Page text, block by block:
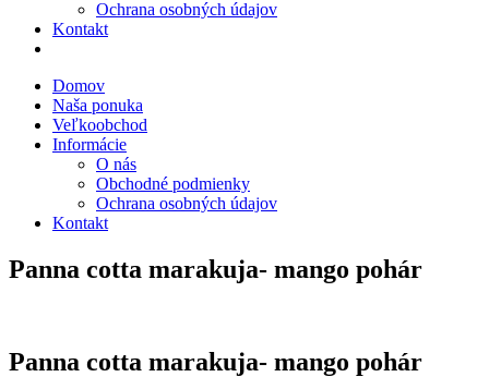
Ochrana osobných údajov
Kontakt
Domov
Naša ponuka
Veľkoobchod
Informácie
O nás
Obchodné podmienky
Ochrana osobných údajov
Kontakt
Panna cotta marakuja- mango pohár
Panna cotta marakuja- mango pohár